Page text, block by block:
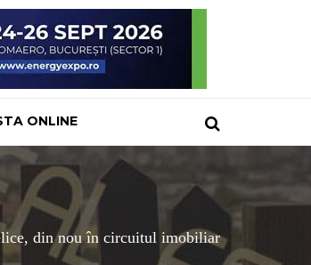
ONLINE
din nou în circuitul imobiliar